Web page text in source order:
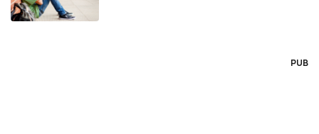
PUB